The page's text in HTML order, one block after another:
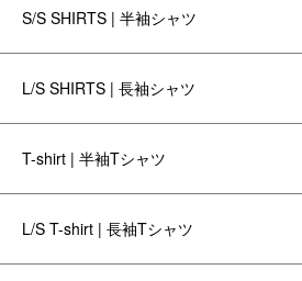
S/S SHIRTS | 半袖シャツ
L/S SHIRTS | 長袖シャツ
T-shirt | 半袖Tシャツ
L/S T-shirt | 長袖Tシャツ